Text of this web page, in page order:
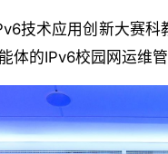
技术应用创新大赛
的IPv6校园网运维